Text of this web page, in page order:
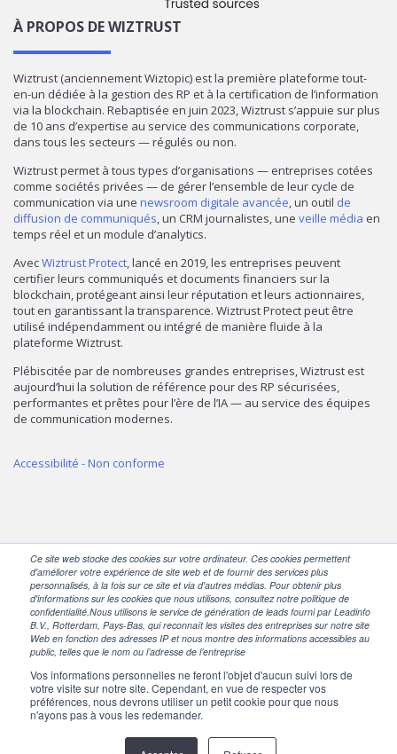
Ce site web stocke des cookies sur votre ordinateur. Ces cookies permettent
d'améliorer votre expérience de site web et de fournir des services plus
personnalisés, à la fois sur ce site et via d'autres médias. Pour obtenir plus
d'informations sur les cookies que nous utilisons, consultez notre politique de
confidentialité.Nous utilisons le service de génération de leads fourni par Leadinfo
B.V., Rotterdam, Pays-Bas, qui reconnaît les visites des entreprises sur notre site
Web en fonction des adresses IP et nous montre des informations accessibles au
public, telles que le nom ou l’adresse de l’entreprise
Vos informations personnelles ne feront l'objet d'aucun suivi lors de
votre visite sur notre site. Cependant, en vue de respecter vos
préférences, nous devrons utiliser un petit cookie pour que nous
n'ayons pas à vous les redemander.
À PROPOS DE WIZTRUST
Wiztrust (anciennement Wiztopic) est la première plateforme tout-
en-un dédiée à la gestion des RP et à la certification de l’information
via la blockchain. Rebaptisée en juin 2023, Wiztrust s’appuie sur plus
de 10 ans d’expertise au service des communications corporate,
dans tous les secteurs — régulés ou non.
Wiztrust permet à tous types d’organisations — entreprises cotées
comme sociétés privées — de gérer l’ensemble de leur cycle de
communication via une newsroom digitale avancée, un outil de
diffusion de communiqués, un CRM journalistes, une veille média en
temps réel et un module d’analytics.
AvecWiztrust Protect, lancé en 2019, les entreprises peuvent
certifier leurs communiqués et documents financiers sur la
blockchain, protégeant ainsi leur réputation et leurs actionnaires,
tout en garantissant la transparence. Wiztrust Protect peut être
utilisé indépendamment ou intégré de manière fluide à la
plateforme Wiztrust.
Plébiscitée par de nombreuses grandes entreprises, Wiztrust est
aujourd’hui la solution de référence pour des RP sécurisées,
performantes et prêtes pour l’ère de l’IA — au service des équipes
de communication modernes.
Accessibilité - Non conforme
SUIVEZ-NOUS
Powered by